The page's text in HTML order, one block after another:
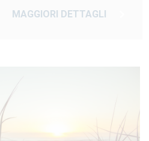
MAGGIORI DETTAGLI